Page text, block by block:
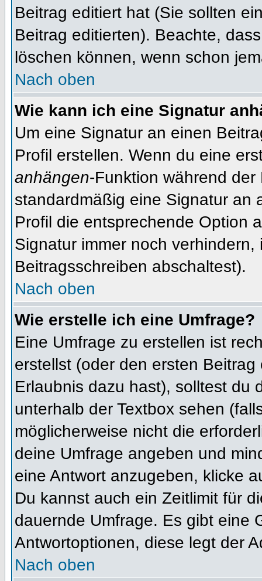
Beitrag editiert hat (Sie sollten
Beitrag editierten). Beachte,
löschen können, wenn schon
Nach oben
Wie kann ich eine Signatur
Um eine Signatur an einen
Profil erstellen. Wenn du eine
anhängen-Funktion während
standardmäßig eine Signatur an
Profil die entsprechende Option
Signatur immer noch
Beitragsschreiben abschaltest).
Nach oben
Wie erstelle ich eine Umfrage?
Eine Umfrage zu erstellen ist
erstellst (oder den ersten
Erlaubnis dazu hast), solltest du
unterhalb der Textbox sehen
möglicherweise nicht die
deine Umfrage angeben und
eine Antwort anzugeben, klicke
Du kannst auch ein Zeitlimit für
dauernde Umfrage. Es gibt eine
Antwortoptionen, diese legt der
Nach oben